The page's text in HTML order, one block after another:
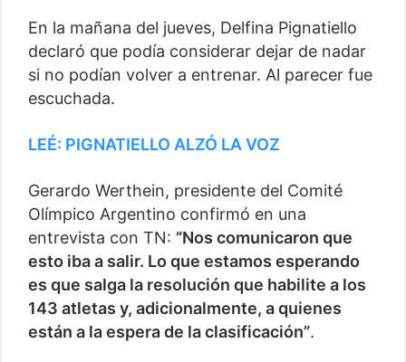
En la mañana del jueves, Delfina Pignatiello
declaró que podía considerar dejar de nadar
si no podían volver a entrenar. Al parecer fue
escuchada.
LEÉ: PIGNATIELLO ALZÓ LA VOZ
Gerardo Werthein, presidente del Comité
Olímpico Argentino confirmó en una
entrevista con TN: “Nos comunicaron que
esto iba a salir. Lo que estamos esperando
es que salga la resolución que habilite a los
143 atletas y, adicionalmente, a quienes
están a la espera de la clasificación”.